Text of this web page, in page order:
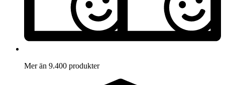
Mer än 9.400 produkter